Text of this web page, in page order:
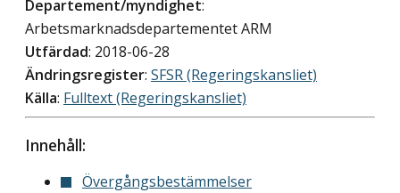
Departement/myndighet:
Arbetsmarknadsdepartementet ARM
Utfärdad: 2018-06-28
Ändringsregister: SFSR (Regeringskansliet)
Källa: Fulltext (Regeringskansliet)
Innehåll:
Övergångsbestämmelser